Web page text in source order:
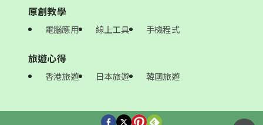
原創教學
電腦應用 線上工具 手機程式
旅遊心得
香港旅遊 日本旅遊 韓國旅遊